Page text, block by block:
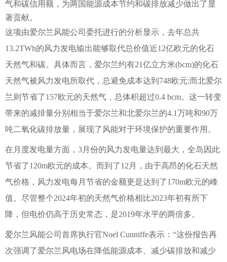
气和碳信用额，为两国能源成本节约和碳排放减少做出了显
著贡献。
这项由爱尔兰风能公司委托进行的分析显示，去年总共
13.2TWh的风力发电输出能够取代总价值近12亿欧元的化石
天然气和碳。具体而言，爱尔兰约有21亿立方米(bcm)的化石
天然气被风力发电所取代，总避免成本达到748欧元;而北爱尔
兰则节省了157欧元的天然气，总体积超过0.4 bcm。这一转变
带来的减排量分别相当于爱尔兰和北爱尔兰的4.1万吨和90万
吨二氧化碳排放量，展现了风能对于环境保护的重要作用。
在月度发电量方面，3月份的风力发电量达到最大，全岛因此
节省了120m欧元的成本。而到了12月，由于高昂的化石天然
气价格，风力发电每月节省的金额更是达到了170m欧元的峰
值。尽管整个2024年初的天然气价格相比2023年初有所下
降，但电价仍高于历史常态，是2019年水平的两倍多。
爱尔兰风能公司首席执行官Noel Cunniffe表示：“这份报告再
次强调了爱尔兰风电场在降低能源成本、减少碳排放和减少